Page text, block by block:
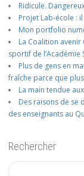
Ridicule.
Projet Lab-école :
Mon portfolio
La Coalition
sportif de l’Académie
Plus de gens en
fraîche parce que
La main tendue
Des raisons de se
des enseignants au
Rechercher